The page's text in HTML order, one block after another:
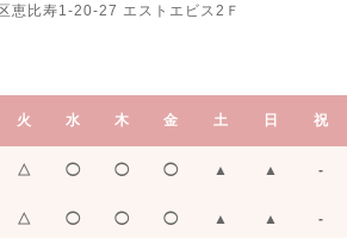
恵比寿1-20-27 エストエビス2Ｆ
火 水 木 金 土 日 祝
△ ◯ ◯ ◯ ▲ ▲ -
△ ◯ ◯ ◯ ▲ ▲ -